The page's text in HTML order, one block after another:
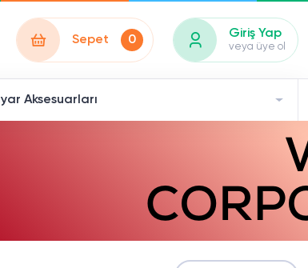
Sepet 0 Giriş Yap
veya üye ol
Aksesuarları